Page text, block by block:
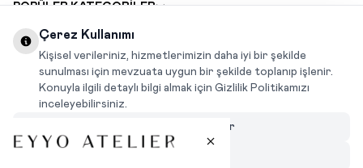
POPÜLER KATEGORİLER
DEĞİŞİM VE İADE TALEBİ
KARIYER
INSTAGRAM
Çerez Kullanımı
Kişisel verileriniz, hizmetlerimizin daha iyi bir şekilde
sunulması için mevzuata uygun bir şekilde toplanıp işlenir.
Konuyla ilgili detaylı bilgi almak için Gizlilik Politikamızı
inceleyebilirsiniz.
Çerezleri Özelleştir